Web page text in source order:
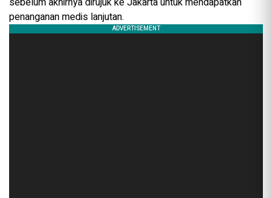
penanganan medis lanjutan.